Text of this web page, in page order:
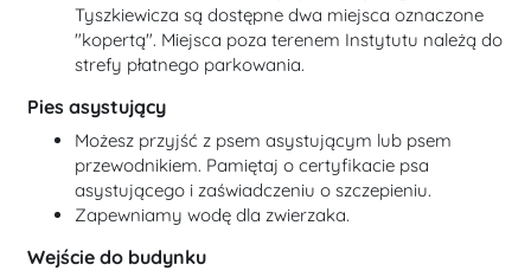
Tyszkiewicza są dostępne dwa miejsca oznaczone
"kopertą". Miejsca poza terenem Instytutu należą do
strefy płatnego parkowania.
Pies asystujący
Możesz przyjść z psem asystującym lub psem
przewodnikiem. Pamiętaj o certyfikacie psa
asystującego i zaświadczeniu o szczepieniu.
Zapewniamy wodę dla zwierzaka.
Wejście do budynku